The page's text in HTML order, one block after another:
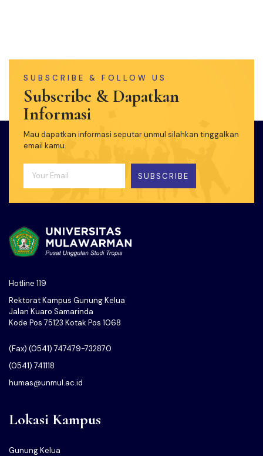
SUBSCRIBE & FOLLOW US
Subscribe & Dapatkan
Informasi
Mau dapatkan informasi seputar unmul silahkan tinggalkan
email kamu.
SUBSCRIBE
Hotline 119
Rektorat Kampus Gunung Kelua
Jalan Kuaro Samarinda
Kode Pos 75123 Kotak Pos 1068
(Fax) (0541) 747479-732870
(0541) 741118
humas@unmul.ac.id
Lokasi Kampus
Gunung Kelua